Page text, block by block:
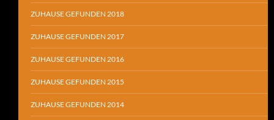
ZUHAUSE GEFUNDEN 2018
ZUHAUSE GEFUNDEN 2017
ZUHAUSE GEFUNDEN 2016
ZUHAUSE GEFUNDEN 2015
ZUHAUSE GEFUNDEN 2014